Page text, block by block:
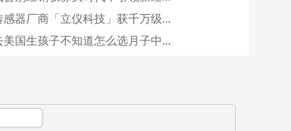
器厂商「立仪科技」获千万级...
国生孩子不知道怎么选月子中...